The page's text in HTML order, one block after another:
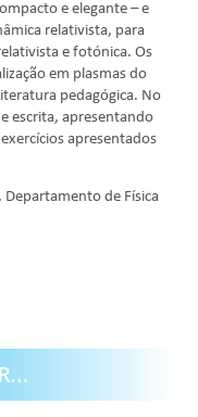
e elegante – e
relativista, para
e fotónica. Os
em plasmas do
pedagógica. No
escrita, apresentando
apresentados
de Física